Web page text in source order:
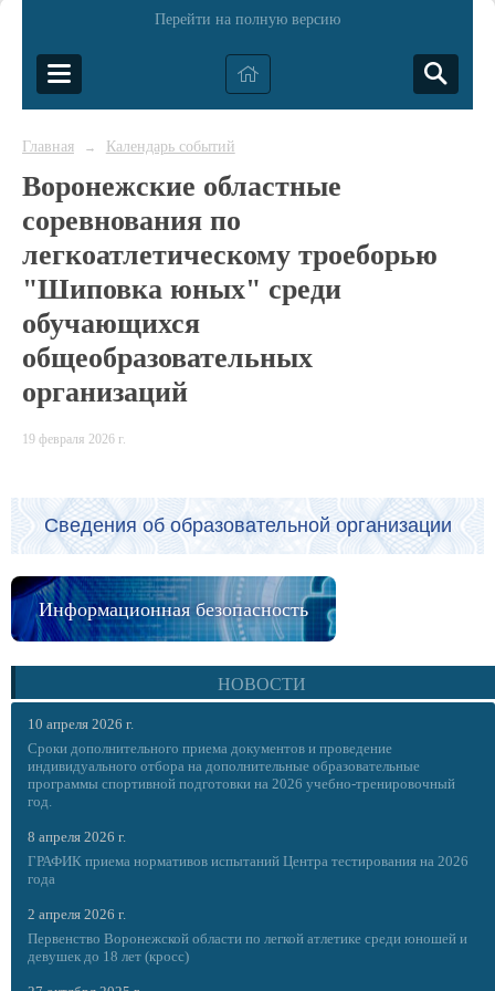
Перейти на полную версию
Главная → Календарь событий
Воронежские областные
соревнования по
легкоатлетическому троеборью
"Шиповка юных" среди
обучающихся
общеобразовательных
организаций
19 февраля 2026 г.
Сведения об образовательной организации
Информационная безопасность
НОВОСТИ
10 апреля 2026 г.
Сроки дополнительного приема документов и проведение
индивидуального отбора на дополнительные образовательные
программы спортивной подготовки на 2026 учебно-тренировочный
год.
8 апреля 2026 г.
ГРАФИК приема нормативов испытаний Центра тестирования на 2026
года
2 апреля 2026 г.
Первенство Воронежской области по легкой атлетике среди юношей и
девушек до 18 лет (кросс)